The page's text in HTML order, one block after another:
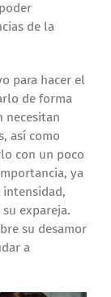
de la
para hacer el
de forma
necesitan
así como
con un poco
ya
intensidad,
expareja.
su desamor
a